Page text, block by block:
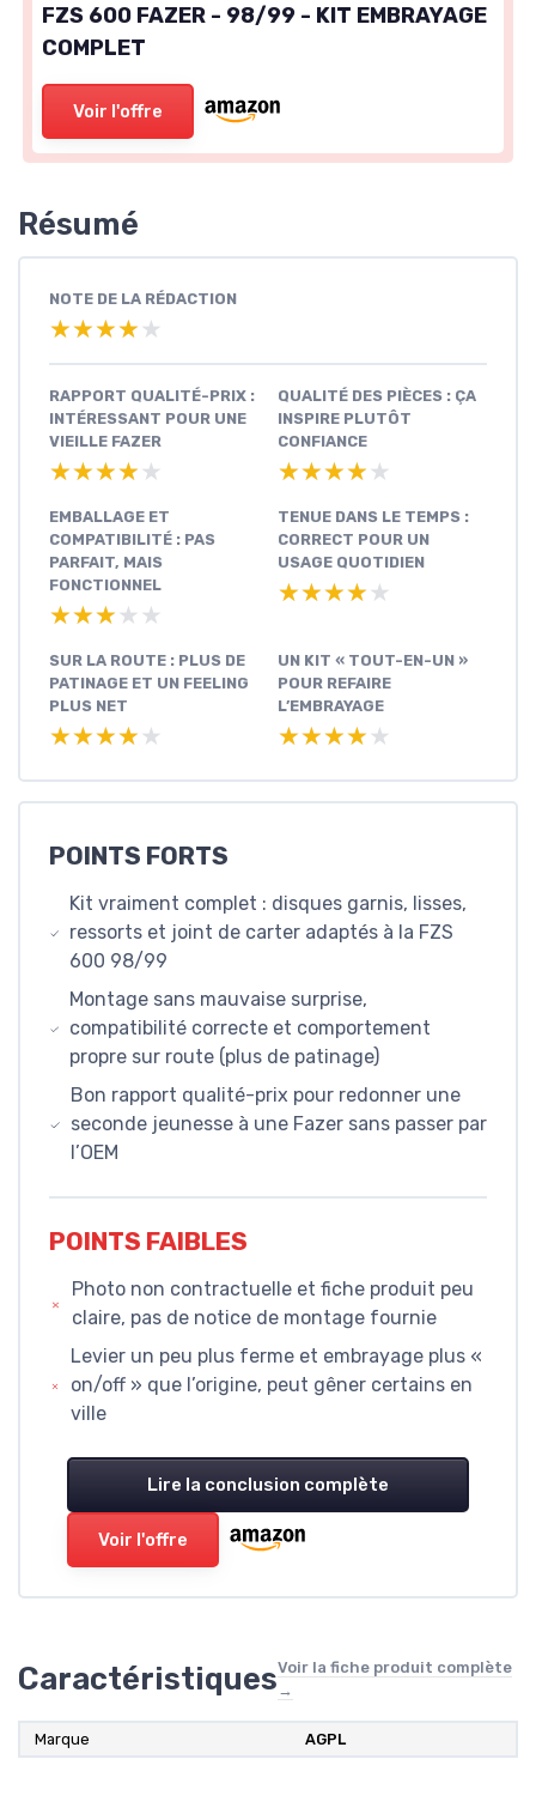
FZS 600 FAZER - 98/99 - KIT EMBRAYAGE
COMPLET
Voir l'offre
Résumé
NOTE DE LA RÉDACTION
★★★★★
★★★★★
RAPPORT QUALITÉ-PRIX :
INTÉRESSANT POUR UNE
VIEILLE FAZER
★★★★★
★★★★★
QUALITÉ DES PIÈCES : ÇA
INSPIRE PLUTÔT
CONFIANCE
★★★★★
★★★★★
EMBALLAGE ET
COMPATIBILITÉ : PAS
PARFAIT, MAIS
FONCTIONNEL
★★★★★
★★★★★
TENUE DANS LE TEMPS :
CORRECT POUR UN
USAGE QUOTIDIEN
★★★★★
★★★★★
SUR LA ROUTE : PLUS DE
PATINAGE ET UN FEELING
PLUS NET
★★★★★
★★★★★
UN KIT « TOUT-EN-UN »
POUR REFAIRE
L’EMBRAYAGE
★★★★★
★★★★★
POINTS FORTS
Kit vraiment complet : disques garnis, lisses,
ressorts et joint de carter adaptés à la FZS
600 98/99
Montage sans mauvaise surprise,
compatibilité correcte et comportement
propre sur route (plus de patinage)
Bon rapport qualité-prix pour redonner une
seconde jeunesse à une Fazer sans passer par
l’OEM
POINTS FAIBLES
Photo non contractuelle et fiche produit peu
claire, pas de notice de montage fournie
Levier un peu plus ferme et embrayage plus «
on/off » que l’origine, peut gêner certains en
ville
Lire la conclusion complète
Voir l'offre
CaractéristiquesVoir la fiche produit complète
→
Marque ‎AGPL